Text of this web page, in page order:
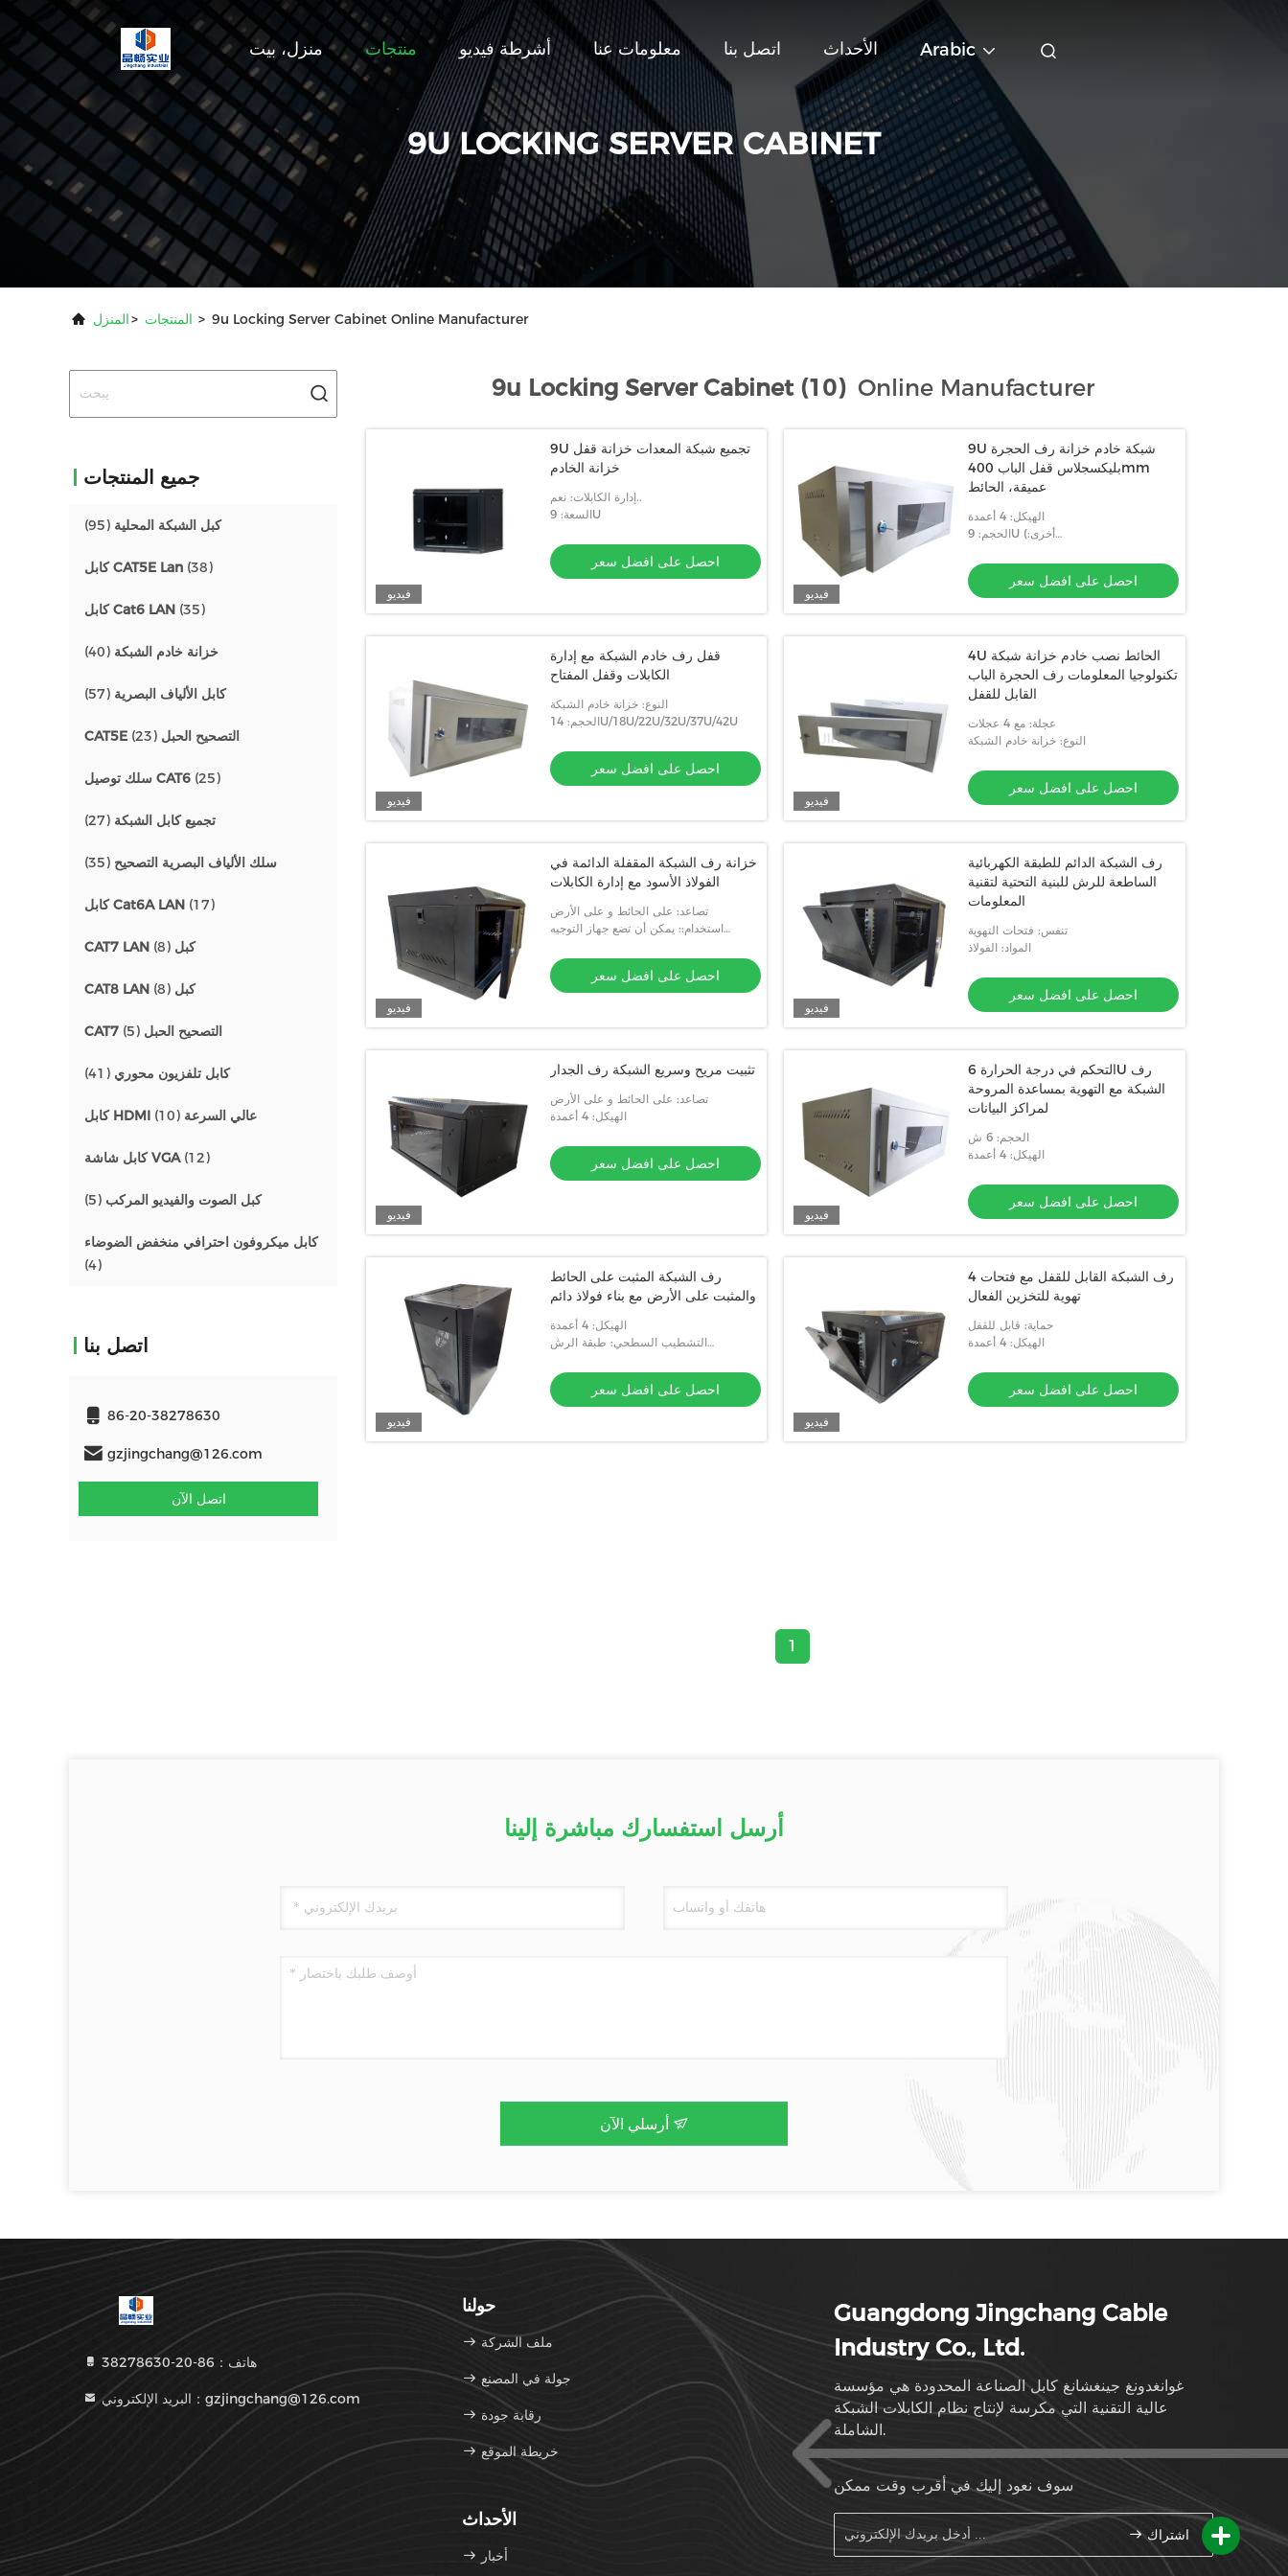
منزل، بيت منتجات أشرطة فيديو معلومات عنا اتصل بنا الأحداث Arabic
9U LOCKING SERVER CABINET
المنزل> المنتجات > 9u Locking Server Cabinet Online Manufacturer
جميع المنتجات
كبل الشبكة المحلية (95)
كابل CAT5E Lan (38)
كابل Cat6 LAN (35)
خزانة خادم الشبكة (40)
كابل الألياف البصرية (57)
CAT5E التصحيح الحبل (23)
سلك توصيل CAT6 (25)
تجميع كابل الشبكة (27)
سلك الألياف البصرية التصحيح (35)
كابل Cat6A LAN (17)
CAT7 LAN كبل (8)
CAT8 LAN كبل (8)
CAT7 التصحيح الحبل (5)
كابل تلفزيون محوري (41)
كابل HDMI عالي السرعة (10)
كابل شاشة VGA(12)
كبل الصوت والفيديو المركب (5)
كابل ميكروفون احترافي منخفض الضوضاء
(4)
اتصل بنا
86-20-38278630
gzjingchang@126.com
اتصل الآن
9u Locking Server Cabinet (10) Online Manufacturer
فيديو
9U تجميع شبكة المعدات خزانة قفل
خزانة الخادم
إدارة الكابلات: نعم..
السعة: 9U
احصل على افضل سعر
فيديو
9U شبكة خادم خزانة رف الحجرة
بليكسجلاس قفل الباب 400mm
عميقة، الحائط
الهيكل: 4 أعمدة
الحجم: 9U (أخرى:
احصل على افضل سعر
فيديو
قفل رف خادم الشبكة مع إدارة
الكابلات وقفل المفتاح
النوع: خزانة خادم الشبكة
الحجم: 14U/18U/22U/32U/37U/42U
احصل على افضل سعر
فيديو
4U الحائط نصب خادم خزانة شبكة
تكنولوجيا المعلومات رف الحجرة الباب
القابل للقفل
عجلة: مع 4 عجلات
النوع: خزانة خادم الشبكة
احصل على افضل سعر
فيديو
خزانة رف الشبكة المقفلة الدائمة في
الفولاذ الأسود مع إدارة الكابلات
تصاعد: على الحائط و على الأرض
استخدام:: يمكن أن تضع جهاز التوجيه
ومعدات الشبكة الأخرى
احصل على افضل سعر
فيديو
رف الشبكة الدائم للطبقة الكهربائية
الساطعة للرش للبنية التحتية لتقنية
المعلومات
تنفس: فتحات التهوية
المواد: الفولاذ
احصل على افضل سعر
فيديو
تثبيت مريح وسريع الشبكة رف الجدار
تصاعد: على الحائط و على الأرض
الهيكل: 4 أعمدة
احصل على افضل سعر
فيديو
التحكم في درجة الحرارة 6U رف
الشبكة مع التهوية بمساعدة المروحة
لمراكز البيانات
الحجم: 6 ش
الهيكل: 4 أعمدة
احصل على افضل سعر
فيديو
رف الشبكة المثبت على الحائط
والمثبت على الأرض مع بناء فولاذ دائم
الهيكل: 4 أعمدة
التشطيب السطحي: طبقة الرش
احصل على افضل سعر
فيديو
4 رف الشبكة القابل للقفل مع فتحات
تهوية للتخزين الفعال
حماية: قابل للقفل
الهيكل: 4 أعمدة
احصل على افضل سعر
1
أرسل استفسارك مباشرة إلينا
هاتف：86-20-38278630
البريد الإلكتروني：gzjingchang@126.com
حولنا
ملف الشركة
جولة في المصنع
رقابة جودة
خريطة الموقع
الأحداث
أخبار
Guangdong Jingchang Cable
Industry Co., Ltd.
غوانغدونغ جينغشانغ كابل الصناعة المحدودة هي مؤسسة
عالية التقنية التي مكرسة لإنتاج نظام الكابلات الشبكة
الشاملة.
سوف نعود إليك في أقرب وقت ممكن
اشتراك